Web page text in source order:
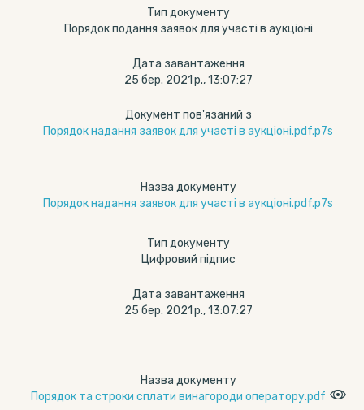
Тип документу
Порядок подання заявок для участі в аукціоні
Дата завантаження
25 бер. 2021 р., 13:07:27
Документ пов'язаний з
Порядок надання заявок для участі в аукціоні.pdf.p7s
Назва документу
Порядок надання заявок для участі в аукціоні.pdf.p7s
Тип документу
Цифровий підпис
Дата завантаження
25 бер. 2021 р., 13:07:27
Назва документу
Порядок та строки сплати винагороди оператору.pdf